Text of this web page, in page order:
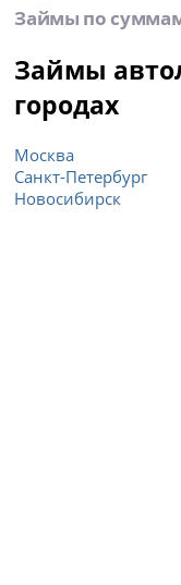
Займы по
Займы
городах
Москва
Санкт-Петербург
Новосибирск